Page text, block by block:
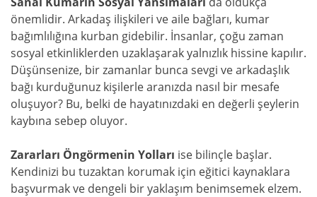
önemlidir. Arkadaş ilişkileri ve aile bağları, kumar
bağımlılığına kurban gidebilir. İnsanlar, çoğu zaman
sosyal etkinliklerden uzaklaşarak yalnızlık hissine kapılır.
Düşünsenize, bir zamanlar bunca sevgi ve arkadaşlık
bağı kurduğunuz kişilerle aranızda nasıl bir mesafe
oluşuyor? Bu, belki de hayatınızdaki en değerli şeylerin
kaybına sebep oluyor.
Zararları Öngörmenin Yolları ise bilinçle başlar.
Kendinizi bu tuzaktan korumak için eğitici kaynaklara
başvurmak ve dengeli bir yaklaşım benimsemek elzem.